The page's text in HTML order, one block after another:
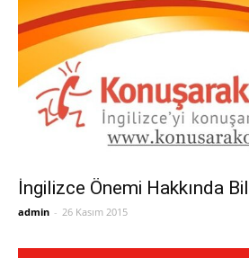
İngilizce Önemi Hakkında
admin - 26 Kasım 2015